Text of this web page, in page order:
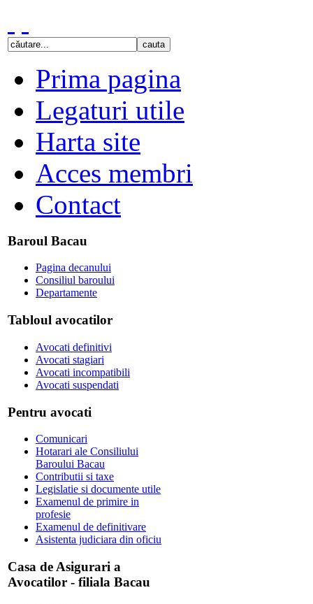
Prima pagina
Legaturi utile
Harta site
Acces membri
Contact
Baroul Bacau
Pagina decanului
Consiliul baroului
Departamente
Tabloul avocatilor
Avocati definitivi
Avocati stagiari
Avocati incompatibili
Avocati suspendati
Pentru avocati
Comunicari
Hotarari ale Consiliului
Baroului Bacau
Contributii si taxe
Legislatie si documente utile
Examenul de primire in
profesie
Examenul de definitivare
Asistenta judiciara din oficiu
Casa de Asigurari a
Avocatilor - filiala Bacau